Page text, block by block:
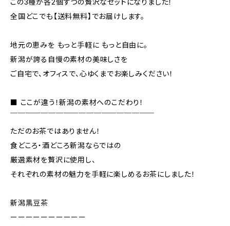
この3種が各2個ずつの贅沢なセットになりました！
全国どこでも【送料無料】でお届けします。
地元の恵みを もっと手軽に もっと自由に。
新潟が誇る自慢の素材の美味しさを
ご自宅で、オフィスで、心ゆくまでお楽しみください！
■ ここが違う！新潟の素材へのこだわり！
ただのお茶ではありません！
食どころ・酒どころ新潟ならではの
厳選素材を贅沢に使用し、
それぞれの素材の魅力を手軽に楽しめるお茶にしました！
新潟黒豆茶
ーーーーーーーーーー